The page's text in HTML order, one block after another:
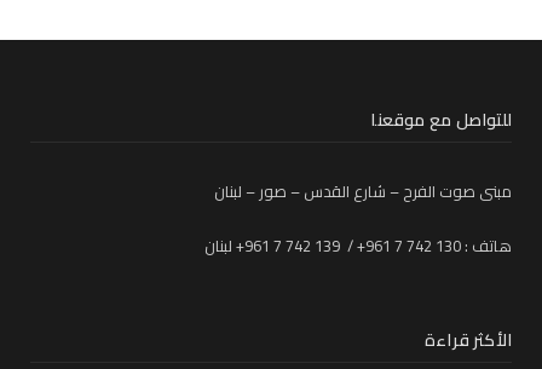
للتواصل مع موقعنا
مبنى صوت الفرح – شارع القدس – صور – لبنان
هاتف : 130 742 7 961+ / 139 742 7 961+ لبنان
الأكثر قراءة